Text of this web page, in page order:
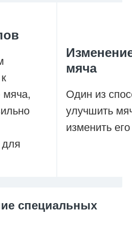
мяча
Один из
улучшить
изменить
специальных